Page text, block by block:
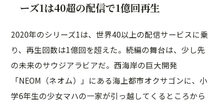
ーズ1は40超の配信で1億回再生
2020年のシリーズ1は、世界40以上の配信サービスに乗
り、再生回数は1億回を超えた。続編の舞台は、少し先
の未来のサウジアラビアだ。西海岸の巨大開発
「NEOM（ネオム）」にある海上都市オクサゴンに、小
学6年生の少女マハの一家が引っ越してくるところから